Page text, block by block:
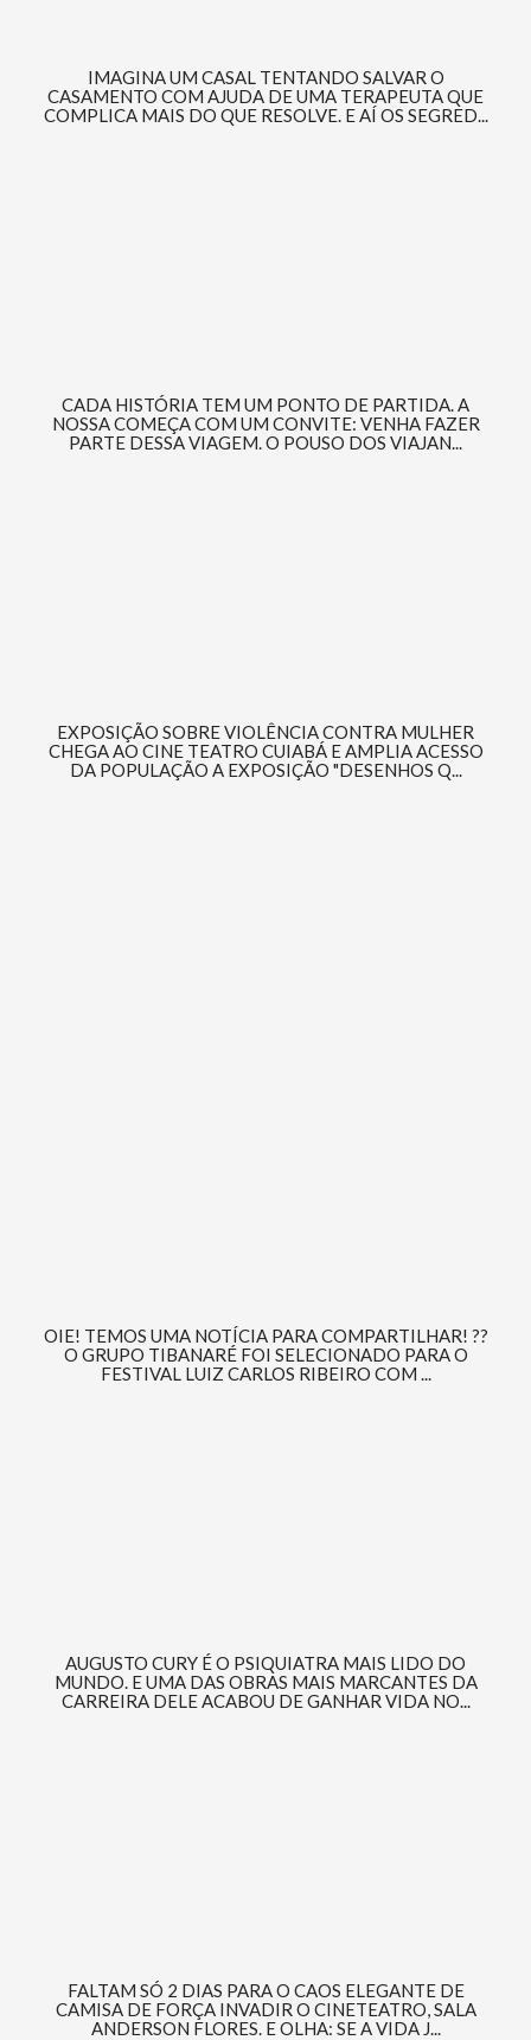
IMAGINA UM CASAL TENTANDO SALVAR O
CASAMENTO COM AJUDA DE UMA TERAPEUTA QUE
COMPLICA MAIS DO QUE RESOLVE. E AÍ OS SEGRED...
CADA HISTÓRIA TEM UM PONTO DE PARTIDA. A
NOSSA COMEÇA COM UM CONVITE: VENHA FAZER
PARTE DESSA VIAGEM. O POUSO DOS VIAJAN...
EXPOSIÇÃO SOBRE VIOLÊNCIA CONTRA MULHER
CHEGA AO CINE TEATRO CUIABÁ E AMPLIA ACESSO
DA POPULAÇÃO A EXPOSIÇÃO "DESENHOS Q...
OIE! TEMOS UMA NOTÍCIA PARA COMPARTILHAR! ??
O GRUPO TIBANARÉ FOI SELECIONADO PARA O
FESTIVAL LUIZ CARLOS RIBEIRO COM ...
AUGUSTO CURY É O PSIQUIATRA MAIS LIDO DO
MUNDO. E UMA DAS OBRAS MAIS MARCANTES DA
CARREIRA DELE ACABOU DE GANHAR VIDA NO...
FALTAM SÓ 2 DIAS PARA O CAOS ELEGANTE DE
CAMISA DE FORÇA INVADIR O CINETEATRO, SALA
ANDERSON FLORES. E OLHA: SE A VIDA J...